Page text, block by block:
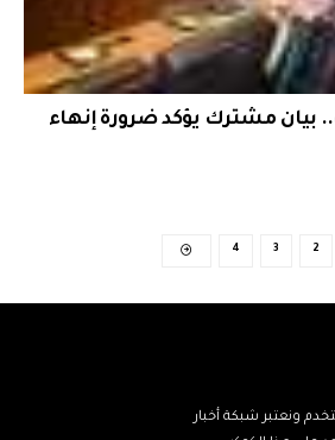
بيان مشترك يؤكد ضرورة إنهاء
2
3
4
مستخدم ونعتبر شبكة أخبار